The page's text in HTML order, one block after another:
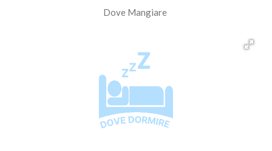
Dove Mangiare